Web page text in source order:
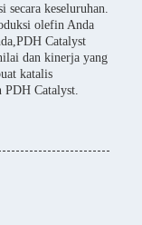
secara keseluruhan.
olefin Anda
Catalyst
dan kinerja yang
katalis
PDH Catalyst.